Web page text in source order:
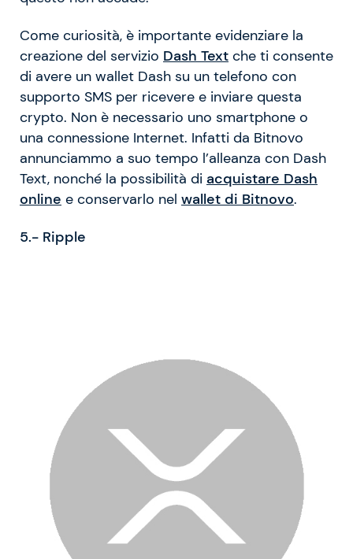
Come curiosità, è importante evidenziare la
creazione del servizio Dash Text che ti consente
di avere un wallet Dash su un telefono con
supporto SMS per ricevere e inviare questa
crypto. Non è necessario uno smartphone o
una connessione Internet. Infatti da Bitnovo
annunciammo a suo tempo l’alleanza con Dash
Text, nonché la possibilità di acquistare Dash
online e conservarlo nel wallet di Bitnovo.
5.- Ripple